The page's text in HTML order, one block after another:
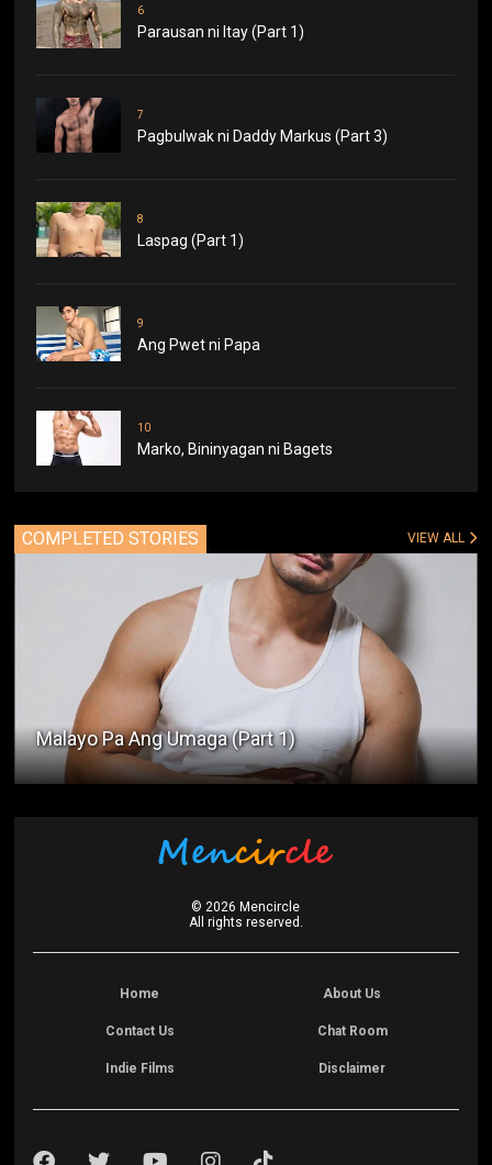
6
Parausan ni Itay (Part 1)
7
Pagbulwak ni Daddy Markus (Part 3)
8
Laspag (Part 1)
9
Ang Pwet ni Papa
10
Marko, Bininyagan ni Bagets
COMPLETED STORIES VIEW ALL
Malayo Pa Ang Umaga (Part 1)
© 2026 Mencircle
All rights reserved.
Home About Us
Contact Us Chat Room
Indie Films Disclaimer